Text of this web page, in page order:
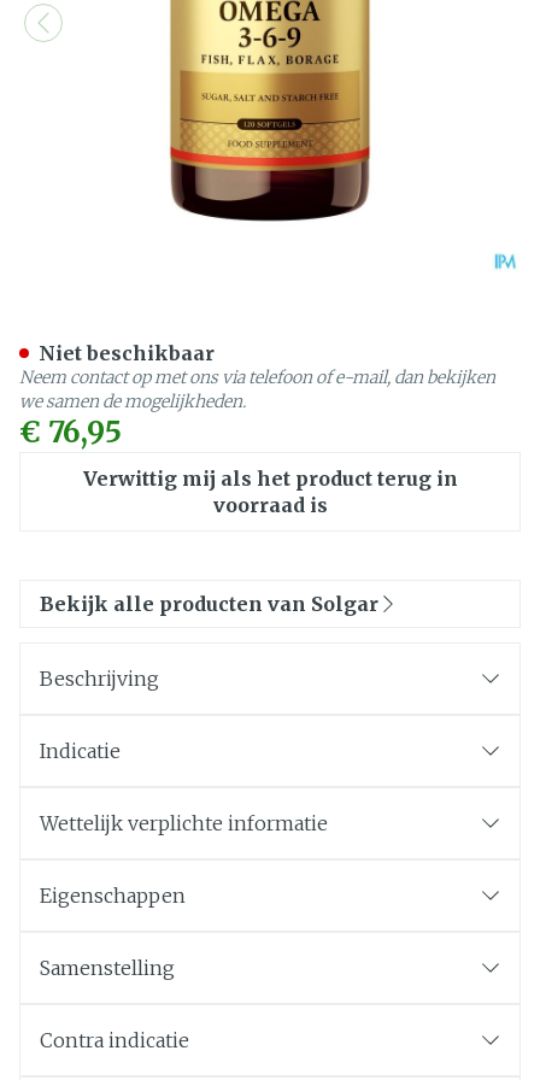
€ 76,95
Verwittig mij als het product terug in
voorraad is
Niet beschikbaar
Neem contact op met ons via telefoon of e-mail, dan bekijken
we samen de mogelijkheden.
Bekijk alle producten van Solgar
Beschrijving
Indicatie
Wettelijk verplichte informatie
Eigenschappen
Samenstelling
Contra indicatie